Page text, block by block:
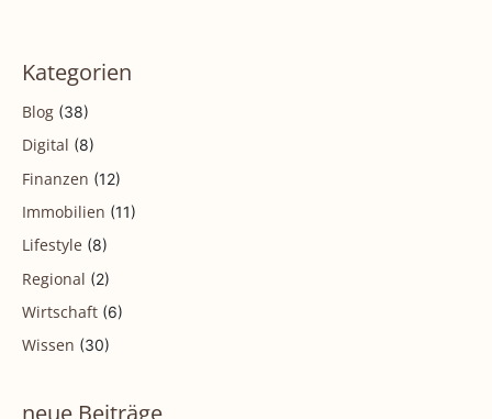
Kategorien
Blog (38)
Digital (8)
Finanzen (12)
Immobilien (11)
Lifestyle (8)
Regional (2)
Wirtschaft (6)
Wissen (30)